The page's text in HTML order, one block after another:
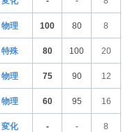
物理 100 80 8
特殊 80 100 20
物理 75 90 12
物理 60 95 16
変化 - - 8